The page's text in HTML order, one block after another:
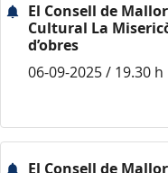
El Consell de
Cultural La
d’obres
06-09-2025 / 19.30 h
El Consell de